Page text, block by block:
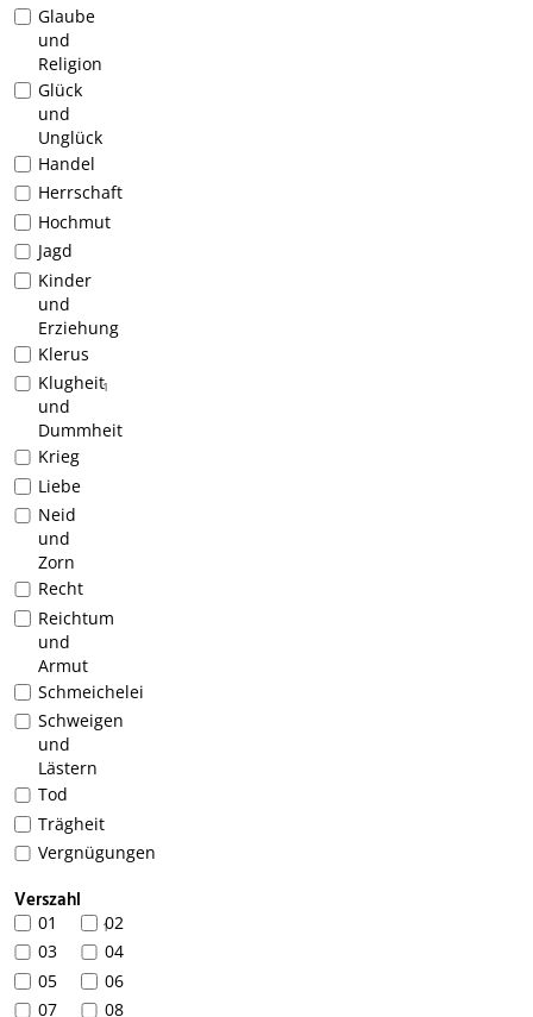
Glaube
und
Religion
Glück
und
Unglück
Handel
Herrschaft
Hochmut
Jagd
Kinder
und
Erziehung
Klerus
1
Klugheit
und
Dummheit
Krieg
Liebe
Neid
und
Zorn
Recht
Reichtum
und
Armut
Schmeichelei
Schweigen
und
Lästern
Tod
Trägheit
Vergnügungen
Verszahl
01 102
03
04
05
06
07
08